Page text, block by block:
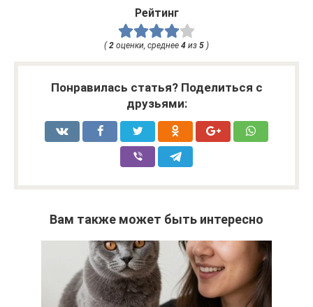
Рейтинг
( 2 оценки, среднее 4 из 5 )
Понравилась статья? Поделиться с
друзьями:
Вам также может быть интересно